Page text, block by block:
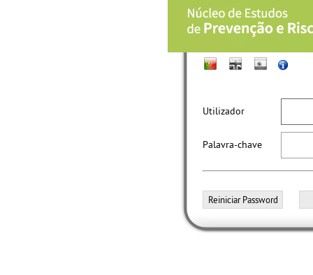
Utilizador
Palavra-chave